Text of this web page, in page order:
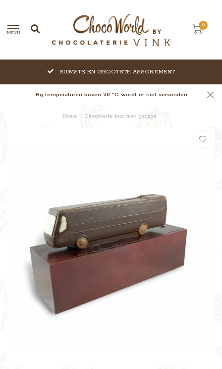
MENU
0
RUIMSTE EN GROOTSTE ASSORTIMENT
Bij temperaturen boven 28 °C wordt er niet verzonden
Home / Chocolade bus met garage